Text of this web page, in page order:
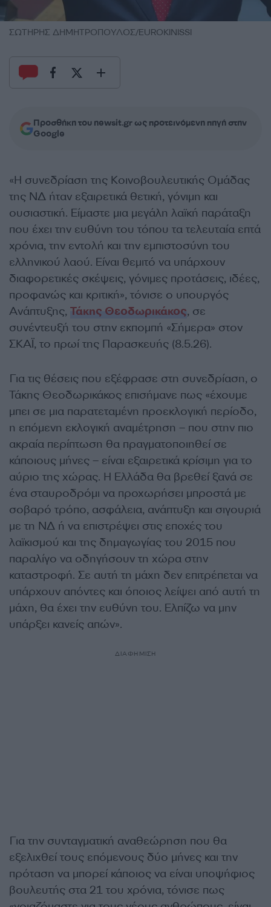
ΣΩΤΗΡΗΣ ΔΗΜΗΤΡΟΠΟΥΛΟΣ/EUROKINISSI
Προσθήκη του newsit.gr ως προτεινόμενη πηγή στην
Google
«Η συνεδρίαση της Κοινοβουλευτικής Ομάδας
της ΝΔ ήταν εξαιρετικά θετική, γόνιμη και
ουσιαστική. Είμαστε μια μεγάλη λαϊκή παράταξη
που έχει την ευθύνη του τόπου τα τελευταία επτά
χρόνια, την εντολή και την εμπιστοσύνη του
ελληνικού λαού. Είναι θεμιτό να υπάρχουν
διαφορετικές σκέψεις, γόνιμες προτάσεις, ιδέες,
προφανώς και κριτική», τόνισε ο υπουργός
Ανάπτυξης, Τάκης Θεοδωρικάκος, σε
συνέντευξή του στην εκπομπή «Σήμερα» στον
ΣΚΑΪ, το πρωί της Παρασκευής (8.5.26).
Για τις θέσεις που εξέφρασε στη συνεδρίαση, ο
Τάκης Θεοδωρικάκος επισήμανε πως «έχουμε
μπει σε μια παρατεταμένη προεκλογική περίοδο,
η επόμενη εκλογική αναμέτρηση – που στην πιο
ακραία περίπτωση θα πραγματοποιηθεί σε
κάποιους μήνες – είναι εξαιρετικά κρίσιμη για το
αύριο της χώρας. Η Ελλάδα θα βρεθεί ξανά σε
ένα σταυροδρόμι να προχωρήσει μπροστά με
σοβαρό τρόπο, ασφάλεια, ανάπτυξη και σιγουριά
με τη ΝΔ ή να επιστρέψει στις εποχές του
λαϊκισμού και της δημαγωγίας του 2015 που
παραλίγο να οδηγήσουν τη χώρα στην
καταστροφή. Σε αυτή τη μάχη δεν επιτρέπεται να
υπάρχουν απόντες και όποιος λείψει από αυτή τη
μάχη, θα έχει την ευθύνη του. Ελπίζω να μην
υπάρξει κανείς απών».
ΔΙΑΦΗΜΙΣΗ
Για την συνταγματική αναθεώρηση που θα
εξελιχθεί τους επόμενους δύο μήνες και την
πρόταση να μπορεί κάποιος να είναι υποψήφιος
βουλευτής στα 21 του χρόνια, τόνισε πως